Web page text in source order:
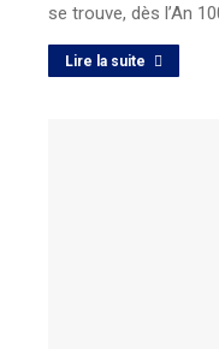
se trouve, dès l’An
Lire la suite